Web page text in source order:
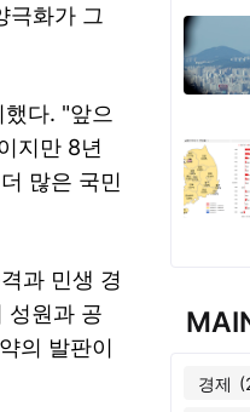
극화가 그
다. "앞으
지만 8년
많은 국민
과 민생 경
성원과 공
의 발판이
경제